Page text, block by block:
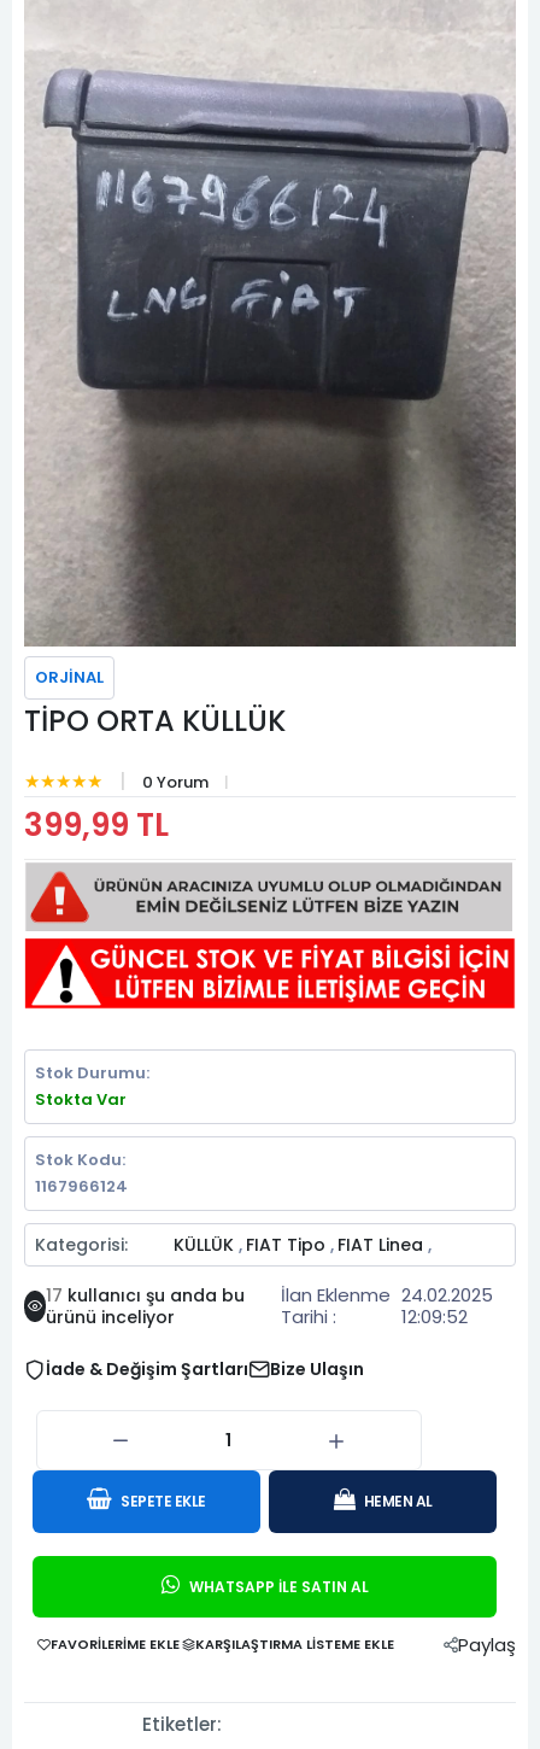
ORJİNAL
TİPO ORTA KÜLLÜK
★★★★★ 0 Yorum
399,99 TL
Stok Durumu:
Stokta Var
Stok Kodu:
1167966124
Kategorisi: KÜLLÜK , FIAT Tipo , FIAT Linea ,
17 kullanıcı şu anda bu
ürünü inceliyor
İlan Eklenme
Tarihi :
24.02.2025
12:09:52
İade & Değişim Şartları Bize Ulaşın
SEPETE EKLE HEMEN AL
WHATSAPP İLE SATIN AL
FAVORILERIME EKLE KARŞILAŞTIRMA LISTEME EKLE Paylaş
Etiketler: